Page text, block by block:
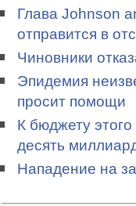
Глава Johnson
отправится в
Чиновники
Эпидемия
просит помощи
К бюджету
десять
Нападение на